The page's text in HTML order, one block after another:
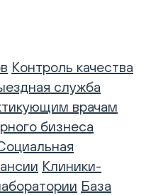
Контроль качества
служба
врачам
бизнеса
Клиники-
База